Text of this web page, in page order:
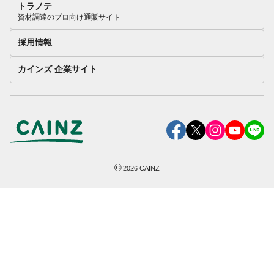
トラノテ
資材調達のプロ向け通販サイト
採用情報
カインズ 企業サイト
©2026 CAINZ